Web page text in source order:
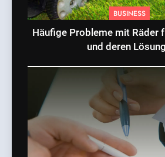
BUSINESS
Häufige Probleme mit Räder
und deren